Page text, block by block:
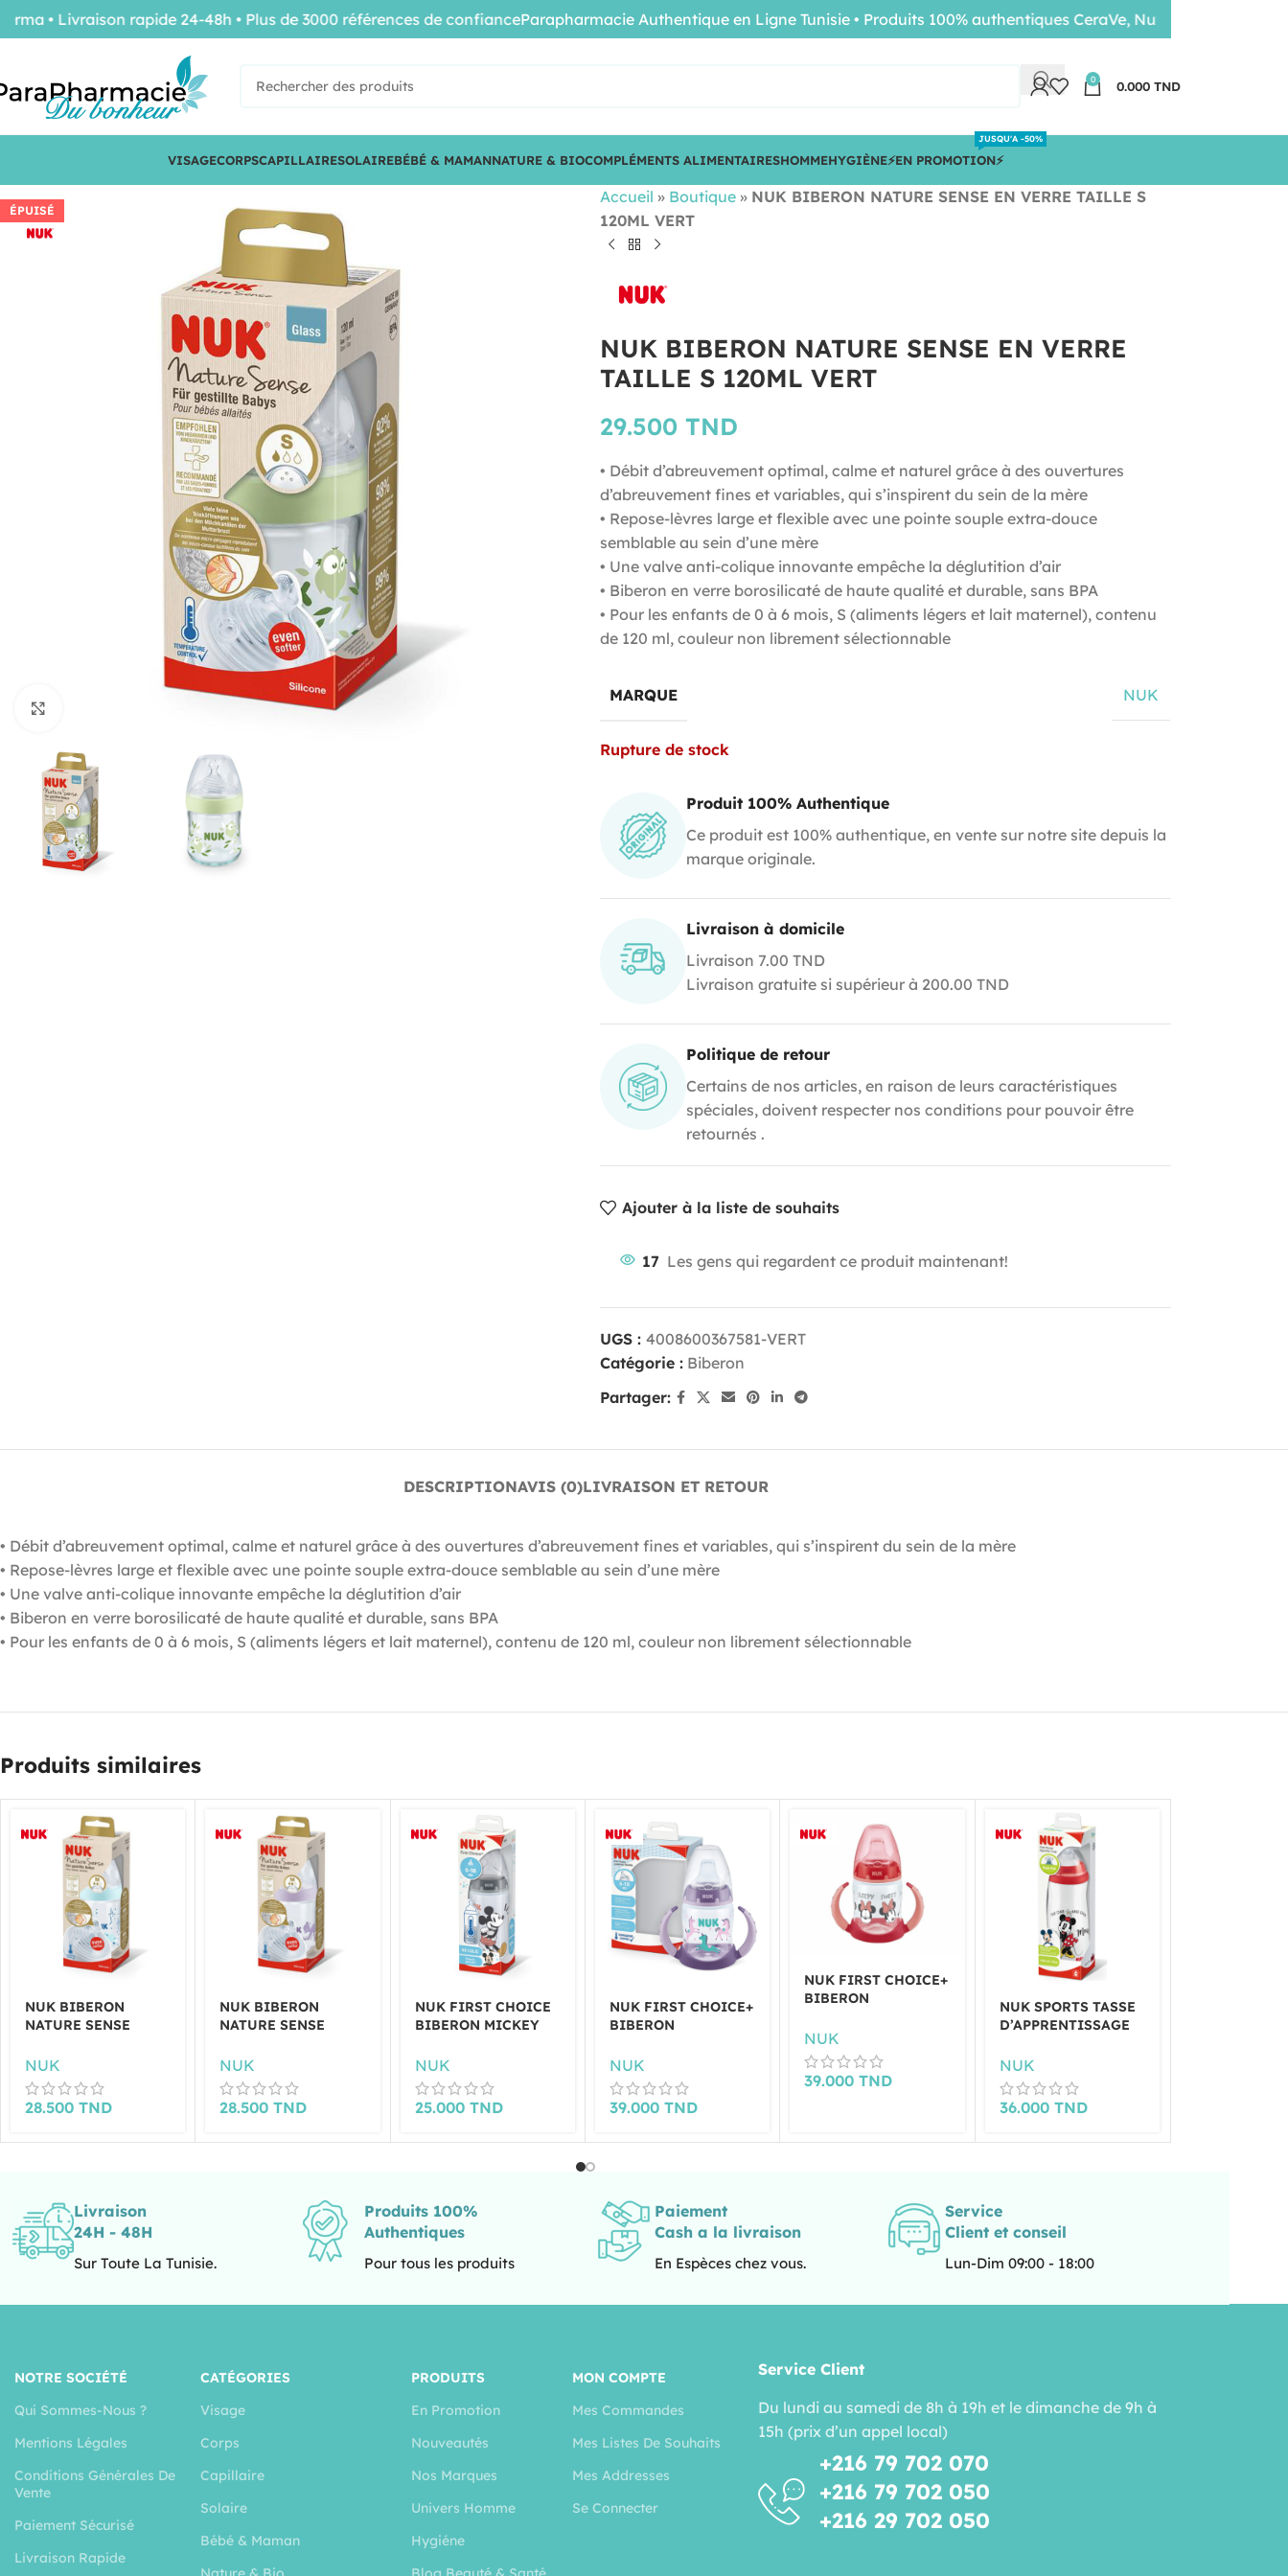
0 0.000 TND
VISAGECORPSCAPILLAIRESOLAIREBÉBÉ & MAMANNATURE & BIOCOMPLÉMENTS ALIMENTAIRESHOMMEHYGIÈNE⚡️EN PROMOTION⚡️
JUSQU'A -50%
ÉPUISÉ
Accueil » Boutique» NUK BIBERON NATURE SENSE EN VERRE TAILLE S
120ML VERT
NUK BIBERON NATURE SENSE EN VERRE
TAILLE S 120ML VERT
29.500 TND
• Débit d’abreuvement optimal, calme et naturel grâce à des ouvertures
d’abreuvement fines et variables, qui s’inspirent du sein de la mère
• Repose-lèvres large et flexible avec une pointe souple extra-douce
semblable au sein d’une mère
• Une valve anti-colique innovante empêche la déglutition d’air
• Biberon en verre borosilicaté de haute qualité et durable, sans BPA
• Pour les enfants de 0 à 6 mois, S (aliments légers et lait maternel), contenu
de 120 ml, couleur non librement sélectionnable
MARQUE NUK
Rupture de stock
Produit 100% Authentique
Ce produit est 100% authentique, en vente sur notre site depuis la
marque originale.
Livraison à domicile
Livraison 7.00 TND
Livraison gratuite si supérieur à 200.00 TND
Politique de retour
Certains de nos articles, en raison de leurs caractéristiques
spéciales, doivent respecter nos conditions pour pouvoir être
retournés .
Ajouter à la liste de souhaits
17 Les gens qui regardent ce produit maintenant!
UGS : 4008600367581-VERT
Catégorie : Biberon
Partager:
DESCRIPTIONAVIS (0)LIVRAISON ET RETOUR
• Débit d’abreuvement optimal, calme et naturel grâce à des ouvertures d’abreuvement fines et variables, qui s’inspirent du sein de la mère
• Repose-lèvres large et flexible avec une pointe souple extra-douce semblable au sein d’une mère
• Une valve anti-colique innovante empêche la déglutition d’air
• Biberon en verre borosilicaté de haute qualité et durable, sans BPA
• Pour les enfants de 0 à 6 mois, S (aliments légers et lait maternel), contenu de 120 ml, couleur non librement sélectionnable
Produits similaires
NUK BIBERON
NATURE SENSE
BLEU
NUK
28.500 TND
NUK BIBERON
NATURE SENSE
VIOLET
NUK
28.500TND
NUK FIRST CHOICE
BIBERON MICKEY
300ML
NUK
25.000 TND
NUK FIRST CHOICE+
BIBERON
6-18 MOIS 150 ML
NUK
39.000 TND
NUK FIRST CHOICE+
BIBERON
6-18 MOIS 150 ML
NUK
39.000TND
NUK SPORTS TASSE
D’APPRENTISSAGE
24M+ 450ML
NUK
36.000 TND
Livraison
24H - 48H
Sur Toute La Tunisie.
Produits 100%
Authentiques
Pour tous les produits
Paiement
Cash a la livraison
En Espèces chez vous.
Service
Client et conseil
Lun-Dim 09:00 - 18:00
NOTRE SOCIÉTÉ
Qui Sommes-Nous ?
Mentions Légales
Conditions Générales De
Vente
Paiement Sécurisé
Livraison Rapide
CATÉGORIES
Visage
Corps
Capillaire
Solaire
Bébé & Maman
PRODUITS
En Promotion
Nouveautés
Nos Marques
Univers Homme
Hygiéne
MON COMPTE
Mes Commandes
Mes Listes De Souhaits
Mes Addresses
Se Connecter
Service Client
Du lundi au samedi de 8h à 19h et le dimanche de 9h à
15h (prix d’un appel local)
+216 79 702 070
+216 79 702 050
+216 29 702 050
• Livraison rapide 24-48h • Plus de 3000 références de confianceParapharmacie Authentique en Ligne Tunisie • Produits 100% authentiques CeraVe, Nuxe, Bioderma •